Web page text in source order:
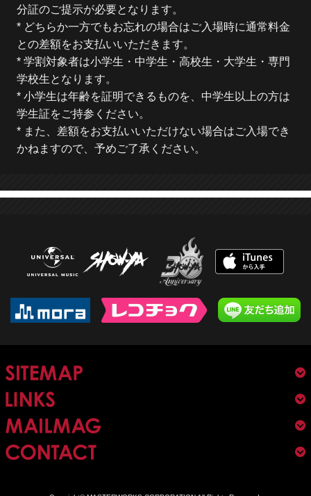
分証のご提示が必要となります。
* どちらか一方でもお忘れの場合はご入場時に通常料金
との差額をお支払いいただきます。
* 学割対象者は小学生・中学生・高校生・大学生・専門
学校生となります。
* 小学生は年齢を証明できるものを、中学生以上の方は
学生証をご持参ください。
* また、差額をお支払いいただけない場合はご入場でき
かねますので、予めご了承ください。